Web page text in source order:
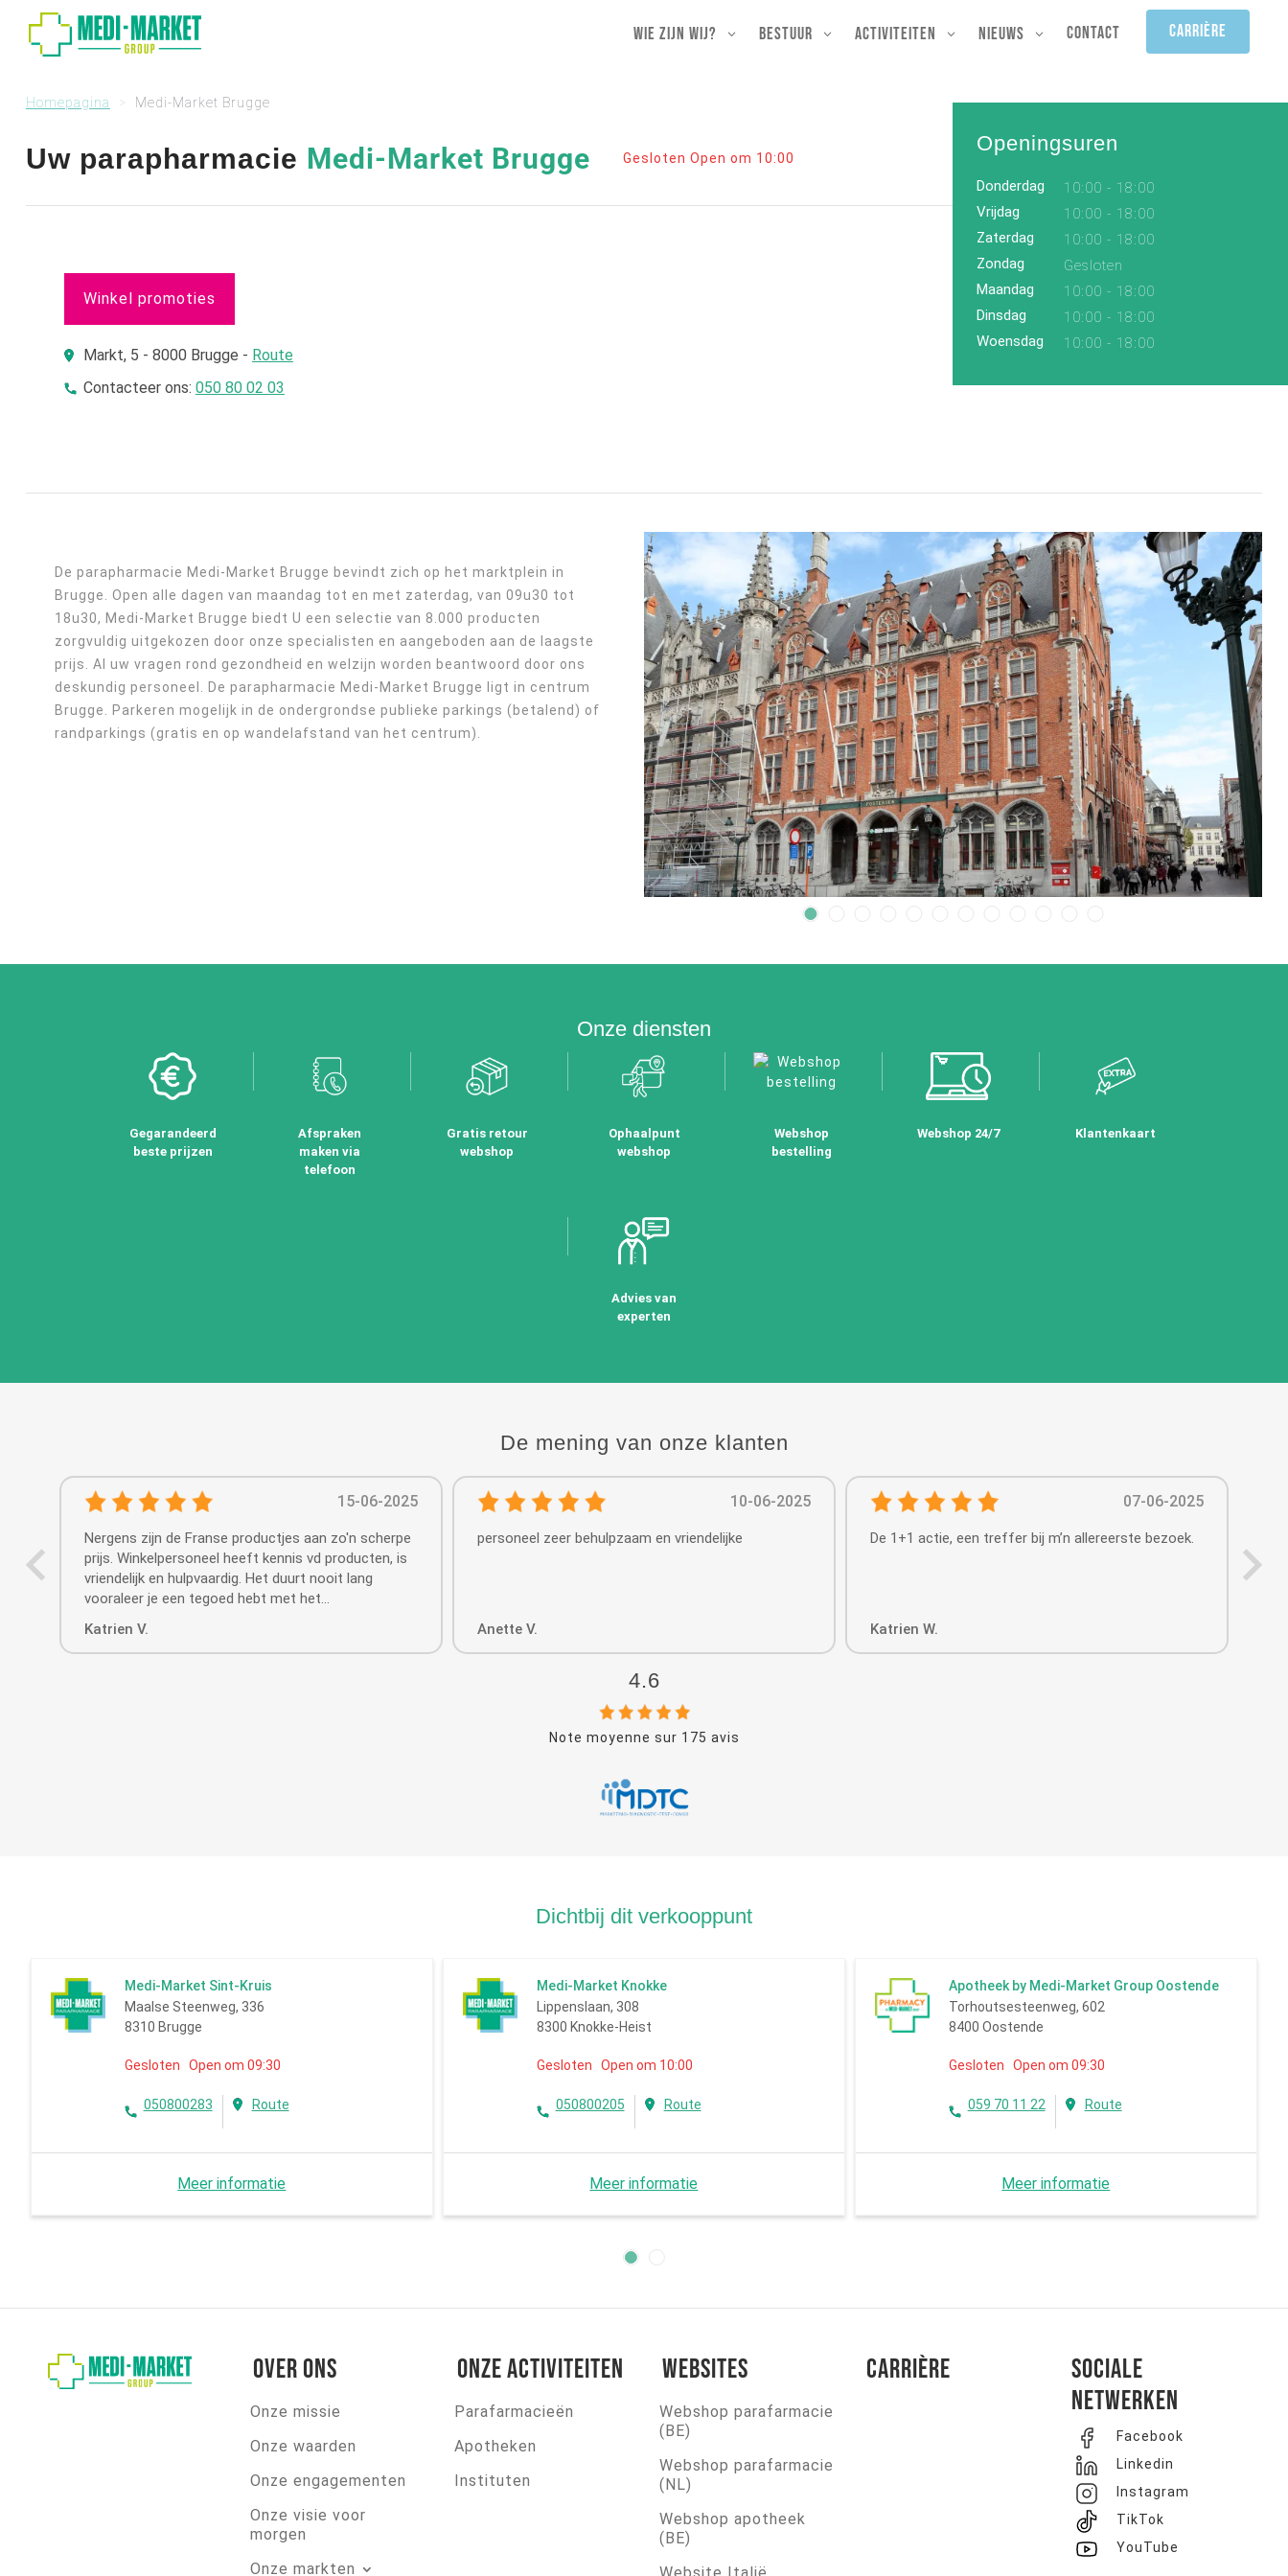
Wie zijn wij? Bestuur Activiteiten Nieuws Contact Carrière
Homepagina Medi-Market Brugge
Uw parapharmacie Medi-Market Brugge Gesloten Open om 10:00
Winkel promoties
Markt, 5 - 8000 Brugge - Route
Contacteer ons: 050 80 02 03
Openingsuren
Donderdag
10:00 - 18:00
Vrijdag
10:00 - 18:00
Zaterdag
10:00 - 18:00
Zondag
Gesloten
Maandag
10:00 - 18:00
Dinsdag
10:00 - 18:00
Woensdag
10:00 - 18:00
De parapharmacie Medi-Market Brugge bevindt zich op het marktplein in
Brugge. Open alle dagen van maandag tot en met zaterdag, van 09u30 tot
18u30, Medi-Market Brugge biedt U een selectie van 8.000 producten
zorgvuldig uitgekozen door onze specialisten en aangeboden aan de laagste
prijs. Al uw vragen rond gezondheid en welzijn worden beantwoord door ons
deskundig personeel. De parapharmacie Medi-Market Brugge ligt in centrum
Brugge. Parkeren mogelijk in de ondergrondse publieke parkings (betalend) of
randparkings (gratis en op wandelafstand van het centrum).
Onze diensten
Gegarandeerd
beste prijzen
Afspraken
maken via
telefoon
Gratis retour
webshop
Ophaalpunt
webshop
Webshop
bestelling
Webshop 24/7 Klantenkaart
Advies van
experten
De mening van onze klanten
15-06-2025
Nergens zijn de Franse productjes aan zo'n scherpe
prijs. Winkelpersoneel heeft kennis vd producten, is
vriendelijk en hulpvaardig. Het duurt nooit lang
vooraleer je een tegoed hebt met het
Katrien V.
10-06-2025
personeel zeer behulpzaam en vriendelijke
Anette V.
07-06-2025
De 1+1 actie, een treffer bij m’n allereerste bezoek.
Katrien W.
4.6
Note moyenne sur 175 avis
Dichtbij dit verkooppunt
Medi-Market Sint-Kruis
Maalse Steenweg, 336
8310 Brugge
Gesloten Open om 09:30
050800283 Route
Meer informatie
Medi-Market Knokke
Lippenslaan, 308
8300 Knokke-Heist
Gesloten Open om 10:00
050800205 Route
Meer informatie
Apotheek by Medi-Market Group Oostende
Torhoutsesteenweg, 602
8400 Oostende
Gesloten Open om 09:30
059 70 11 22 Route
Meer informatie
Over ons
Onze missie
Onze waarden
Onze engagementen
Onze visie voor
morgen
Onze markten
Onze activiteiten
Parafarmacieën
Apotheken
Instituten
Websites
Webshop parafarmacie
(BE)
Webshop parafarmacie
(NL)
Webshop apotheek
(BE)
Website Italië
Carrière
Sociale
netwerken
Facebook
Linkedin
Instagram
TikTok
YouTube